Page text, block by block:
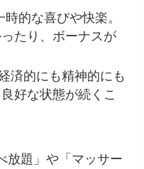
時的な喜びや快楽。
たり、ボーナスが
済的にも精神的にも
好な状態が続くこ
放題」や「マッサー